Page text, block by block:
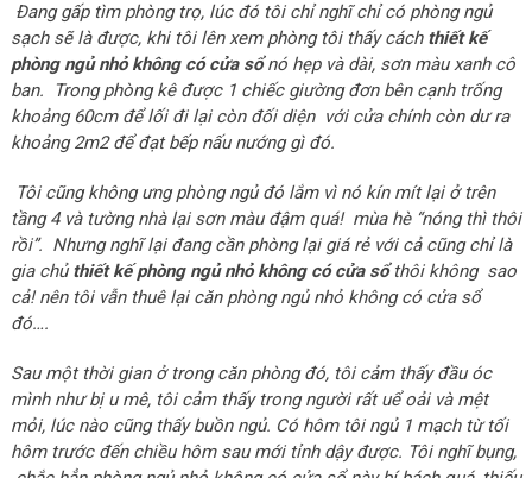
Đang gấp tìm phòng trọ, lúc đó tôi chỉ nghĩ chỉ có phòng ngủ
sạch sẽ là được, khi tôi lên xem phòng tôi thấy cách thiết kế
phòng ngủ nhỏ không có cửa sổnó hẹp và dài, sơn màu xanh cô
ban. Trong phòng kê được 1 chiếc giường đơn bên cạnh trống
khoảng 60cm để lối đi lại còn đối diện với cửa chính còn dư ra
khoảng 2m2 để đạt bếp nấu nướng gì đó.
Tôi cũng không ưng phòng ngủ đó lắm vì nó kín mít lại ở trên
tầng 4 và tường nhà lại sơn màu đậm quá! mùa hè “nóng thì thôi
rồi”. Nhưng nghĩ lại đang cần phòng lại giá rẻ với cả cũng chỉ là
gia chủ thiết kế phòng ngủ nhỏ không có cửa sổthôi không sao
cả! nên tôi vẫn thuê lại căn phòng ngủ nhỏ không có cửa sổ
đó….
Sau một thời gian ở trong căn phòng đó, tôi cảm thấy đầu óc
mình như bị u mê, tôi cảm thấy trong người rất uể oải và mệt
mỏi, lúc nào cũng thấy buồn ngủ. Có hôm tôi ngủ 1 mạch từ tối
hôm trước đến chiều hôm sau mới tỉnh dậy được. Tôi nghĩ bụng,